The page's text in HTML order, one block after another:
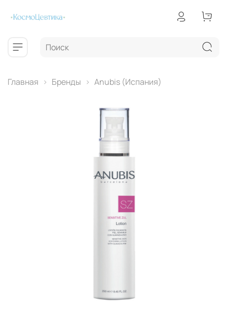
Главная Бренды Anubis (Испания)